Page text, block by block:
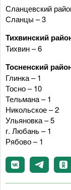
Сланцевский
Сланцы – 3
Тихвинский
Тихвин – 6
Тосненский
Глинка – 1
Тосно – 10
Тельмана – 1
Никольское – 2
Ульяновка – 5
г. Любань – 1
Рябово – 1